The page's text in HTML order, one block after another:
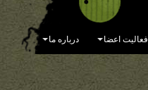
فعالیت اعضا درباره ما